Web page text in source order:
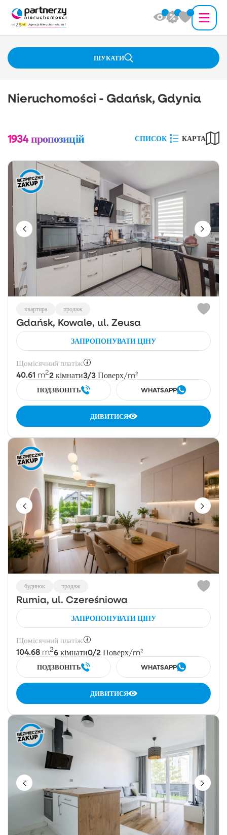
ШУКАТИ
Nieruchomości - Gdańsk, Gdynia
1934пропозицій СПИСОК КАРТА
квартира продаж
Gdańsk, Kowale, ul. Zeusa
ЗАПРОПОНУВАТИ ЦІНУ
Щомісячний платіж:
40.61 m22 кімнати3/3 Поверх/m²
ПОДЗВОНІТЬ WHATSAPP
ДИВИТИСЯ
будинок продаж
Rumia, ul. Czereśniowa
ЗАПРОПОНУВАТИ ЦІНУ
Щомісячний платіж:
104.68 m26 кімнати0/2 Поверх/m²
ПОДЗВОНІТЬ WHATSAPP
ДИВИТИСЯ